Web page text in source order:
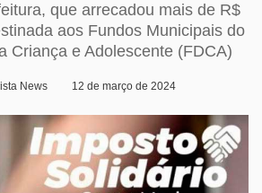
que arrecadou mais de R$
aos Fundos Municipais do
Criança e Adolescente (FDCA)
News 12 de março de 2024